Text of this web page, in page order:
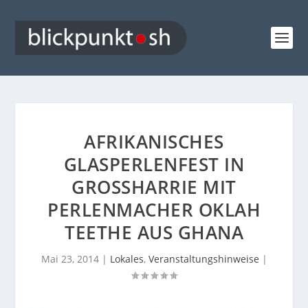
AFRIKANISCHES
GLASPERLENFEST IN
GROSSHARRIE MIT P
ERLENMACHER OKLAH T
EETHE AUS GHANA
Mai 23, 2014| Lokales, Veranstaltungshinweise |